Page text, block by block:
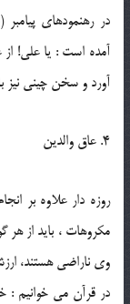
در رهنمودهاى پیامبر
آمده است : یا على! از
آورد و سخن چینى نیز
4. عاق والدین
روزه دار علاوه بر
مكروهات ، باید از هر
وى ناراضى هستند،
در قرآن مى خوانیم :